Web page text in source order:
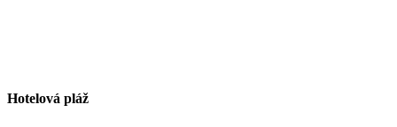
Hotelová pláž